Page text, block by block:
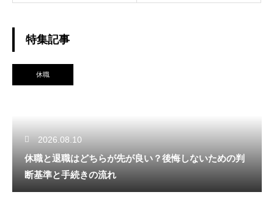
特集記事
休職
2026.08.10
休職と退職はどちらが先が良い？後悔しないための判
断基準と手続きの流れ